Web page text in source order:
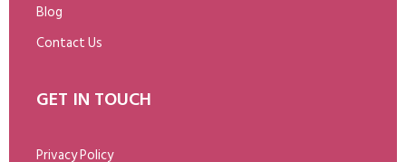
Blog
Contact Us
GET IN TOUCH
Privacy Policy